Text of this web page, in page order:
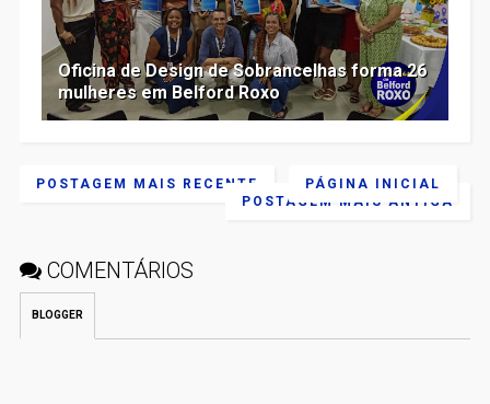
Oficina de Design de Sobrancelhas forma 26
mulheres em Belford Roxo
POSTAGEM MAIS RECENTE
POSTAGEM MAIS ANTIGA
PÁGINA INICIAL
COMENTÁRIOS
BLOGGER